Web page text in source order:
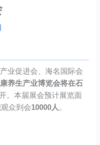
业促进会、海名国际会
养生产业博览会将在石
。本届展会预计展览面
观众到会10000人 。